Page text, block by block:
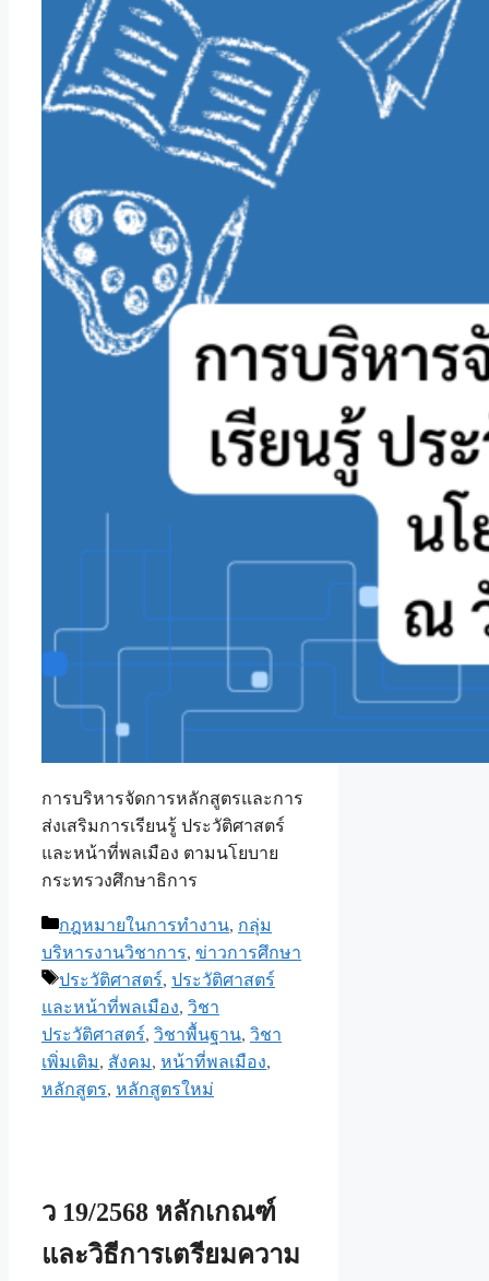
การบริหารจัดการหลักสูตรและการ
ส่งเสริมการเรียนรู้ ประวัติศาสตร์
และหน้าที่พลเมือง ตามนโยบาย
กระทรวงศึกษาธิการ
Categories
กฎหมายในการทำงาน, กลุ่ม
บริหารงานวิชาการ, ข่าวการศึกษา
Tags
ประวัติศาสตร์, ประวัติศาสตร์
และหน้าที่พลเมือง, วิชา
ประวัติศาสตร์, วิชาพื้นฐาน, วิชา
เพิ่มเติม, สังคม, หน้าที่พลเมือง,
หลักสูตร, หลักสูตรใหม่
ว 19/2568 หลักเกณฑ์
และวิธีการเตรียมความ